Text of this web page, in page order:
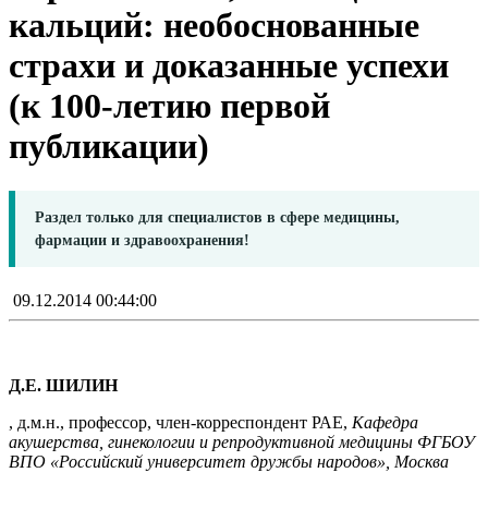
кальций: необоснованные
страхи и доказанные успехи
(к 100-летию первой
публикации)
Раздел только для специалистов в сфере медицины,
фармации и здравоохранения!
09.12.2014 00:44:00
Д.Е. ШИЛИН
, д.м.н., профессор, член-корреспондент РАЕ, Кафедра
акушерства, гинекологии и репродуктивной медицины ФГБОУ
ВПО «Российский университет дружбы народов», Москва